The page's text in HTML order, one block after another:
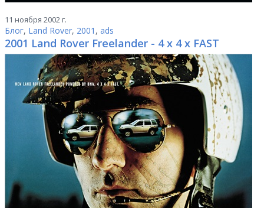
11 ноября 2002 г.
Блог, Land Rover, 2001 , ads
2001 Land Rover Freelander - 4 x 4 x FAST